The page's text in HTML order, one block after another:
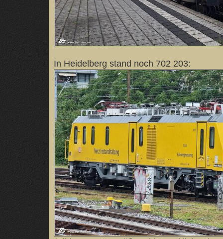
In Heidelberg stand noch 702 203: